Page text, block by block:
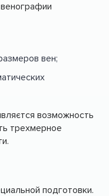
вен;
возможность
трехмерное
подготовки.